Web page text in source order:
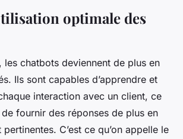
optimale des
les chatbots deviennent de plus en
Ils sont capables d’apprendre et
interaction avec un client, ce
fournir des réponses de plus en
C’est ce qu’on appelle le